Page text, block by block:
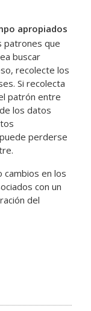
apropiados
patrones que
buscar
recolecte los
Si recolecta
patrón entre
los datos
perderse
cambios en los
con un
del